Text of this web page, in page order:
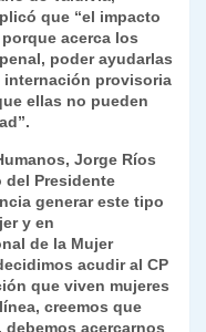
que “el impacto
acerca los
poder ayudarlas
internación provisoria
ellas no pueden
Jorge Ríos
del Presidente
generar este tipo
y en
de la Mujer
acudir al CP
que viven mujeres
creemos que
acercarnos